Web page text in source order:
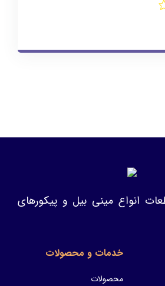
انواع مینی بیل و پیکورهای
خدمات و محصولات
محصولات